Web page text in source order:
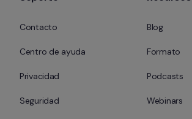
Contacto
Centro de ayuda
Privacidad
Seguridad
Blog
Formato
Podcasts
Webinars